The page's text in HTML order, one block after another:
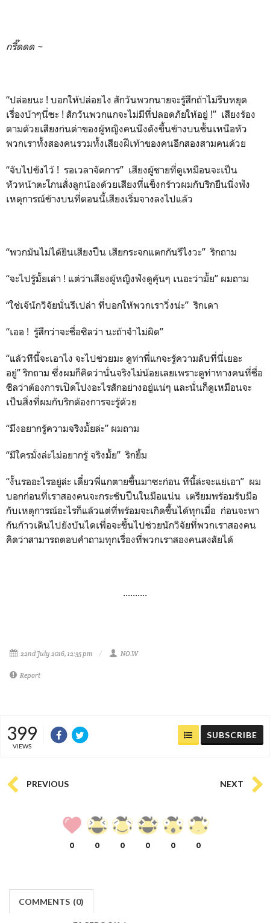
กรี๊ดดด ~
“ปล่อยนะ ! บอกให้ปล่อยไง สักวันพวกนายจะรู้สึกถ้าไม่รีบหยุด
เรื่องบ้าๆนี่ซะ ! สักวันพวกแกจะไม่มีที่ปลอดภัยให้อยู่ !” เสียงร้อง
ตามด้วยเสียงก่นด่าของผู้หญิงคนนึงดังขึ้นข้างบนชั้นเหนือหัว
พวกเราทั้งสองคนรวมทั้งเสียงฝีเท้าของคนอีกสองสามคนด้วย
“จับไปขังไว้ ! รอเวลาจัดการ” เสียงผู้ชายที่ดูเหมือนจะเป็น
หัวหน้าตะโกนสั่งลูกน้องด้วยเสียงที่แข็งกร้าวผมกับริกยืนนิ่งฟัง
เหตุการณ์ข้างบนที่ตอนนี้เสียงเริ่มจางลงไปแล้ว
“พวกมันไม่ได้ยินเสียงปืน เสียกระจกแตกกันรึไงวะ” ริกถาม
“จะไปรู้มั้ยเล่า ! แต่ว่าเสียงผู้หญิงฟังดูคุ้นๆ เนอะว่ามั้ย” ผมถาม
“ใช่เจ๊นักวิจัยนั่นรึเปล่า ที่บอกให้พวกเราวิ่งน่ะ” ริกเดา
“เออ ! รู้สึกว่าจะชื่อซิลว่า นะถ้าจำไม่ผิด”
“แล้วทีนี้จะเอาไง จะไปช่วยมะ ดูท่าพี่แกจะรู้ความลับที่นี่เยอะ
อยู่” ริกถาม ซึ่งผมก็คิดว่านั่นจริงไม่น้อยเลยเพราะดูท่าทางคนที่ชื่อ
ซิลว่าต้องการเปิดโปงอะไรสักอย่างอยู่แน่ๆ และนั่นก็ดูเหมือนจะ
เป็นสิ่งที่ผมกับริกต้องการจะรู้ด้วย
“มึงอยากรู้ความจริงมั้ยล่ะ” ผมถาม
“มีใครมั่งล่ะไม่อยากรู้ จริงมั้ย” ริกยิ้ม
“งั้นรออะไรอยู่ล่ะ เดี๋ยวพี่แกตายขึ้นมาซะก่อน ทีนี้ล่ะจะแย่เอา” ผม
บอกก่อนที่เราสองคนจะกระชับปืนในมือแน่น เตรียมพร้อมรับมือ
กับเหตุการณ์อะไรก็แล้วแต่ที่พร้อมจะเกิดขึ้นได้ทุกเมื่อ ก่อนจะพา
กันก้าวเดินไปยังบันไดเพื่อจะขึ้นไปช่วยนักวิจัยที่พวกเราสองคน
คิดว่าสามารถตอบคำถามทุกเรื่องที่พวกเราสองคนสงสัยได้
..........
22nd July 2016, 12:35 pm NO.W
Report
399
VIEWS
SUBSCRIBE
PREVIOUS NEXT
0 0 0 0 0 0
COMMENTS (0)